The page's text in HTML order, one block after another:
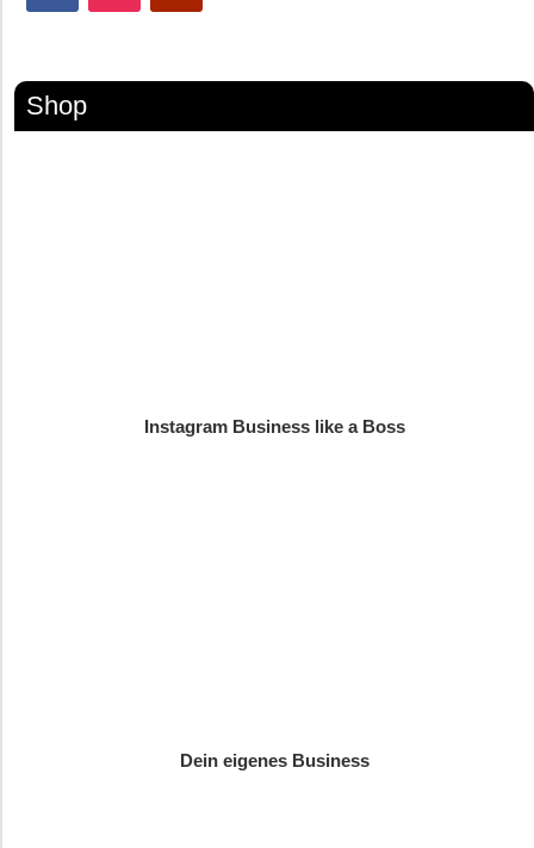
Shop
Instagram Business like a Boss
Dein eigenes Business